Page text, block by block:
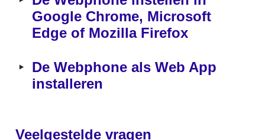
Google Chrome, Microsoft
Edge of Mozilla Firefox
‣ De Webphone als Web App
installeren
Veelgestelde vragen